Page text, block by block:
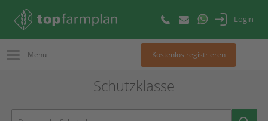
Login
Menü Kostenlos registrieren
Schutzklasse